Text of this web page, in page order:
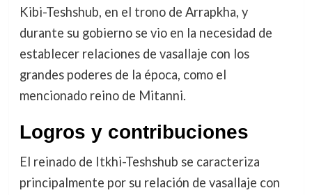
Kibi-Teshshub, en el trono de Arrapkha, y
durante su gobierno se vio en la necesidad de
establecer relaciones de vasallaje con los
grandes poderes de la época, como el
mencionado reino de Mitanni.
Logros y contribuciones
El reinado de Itkhi-Teshshub se caracteriza
principalmente por su relación de vasallaje con